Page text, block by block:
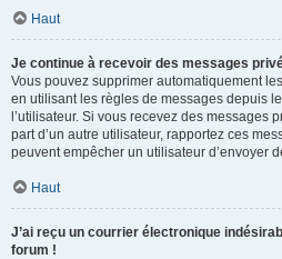
Haut
Je continue à recevoir des messages
Vous pouvez supprimer automatiquement
en utilisant les règles de messages depuis
l’utilisateur. Si vous recevez des messages
part d’un autre utilisateur, rapportez ces
peuvent empêcher un utilisateur d’envoyer
Haut
J’ai reçu un courrier électronique
forum !